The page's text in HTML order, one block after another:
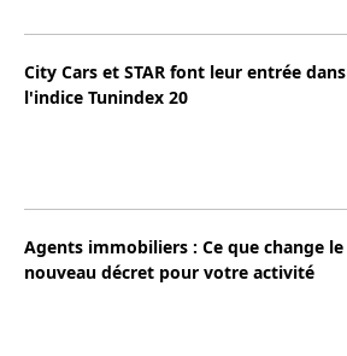
City Cars et STAR font leur entrée dans
l'indice Tunindex 20
Agents immobiliers : Ce que change le
nouveau décret pour votre activité